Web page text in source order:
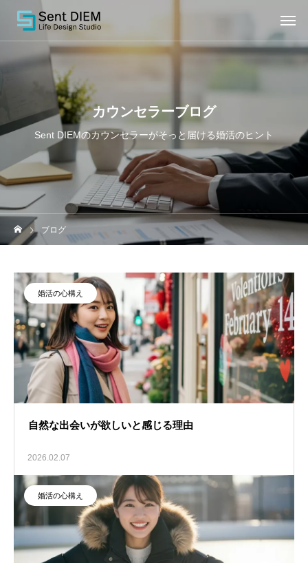
カウンセラーブログ
Sent DIEMのカウンセラーがそっと届ける婚活のヒント
ブログ
婚活の心構え
自然な出会いが欲しいと感じる理由
2026.02.07
婚活の心構え